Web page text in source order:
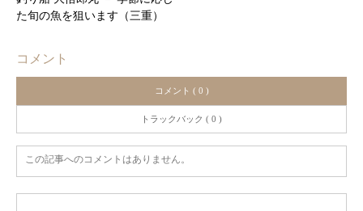
た旬の魚を狙います（三重）
コメント
コメント ( 0 )
トラックバック ( 0 )
この記事へのコメントはありません。